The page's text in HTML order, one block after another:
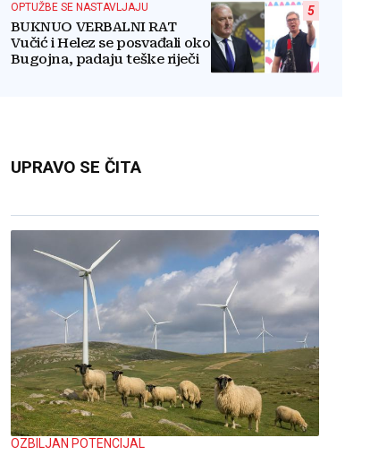
5
OPTUŽBE SE NASTAVLJAJU
BUKNUO VERBALNI RAT
Vučić i Helez se posvađali oko
Bugojna, padaju teške riječi
UPRAVO SE ČITA
OZBILJAN POTENCIJAL